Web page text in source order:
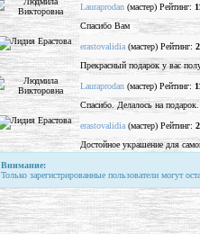
Lauraprodan (мастер) Рейтинг:
Спасибо Вам
erastovalidia (мастер) Рейтинг:
Прекрасный подарок у вас
Lauraprodan (мастер) Рейтинг:
Спасибо. Делалось на подарок.
erastovalidia (мастер) Рейтинг:
Достойное украшение для
Внимание:
Только зарегистрированные пользователи могут